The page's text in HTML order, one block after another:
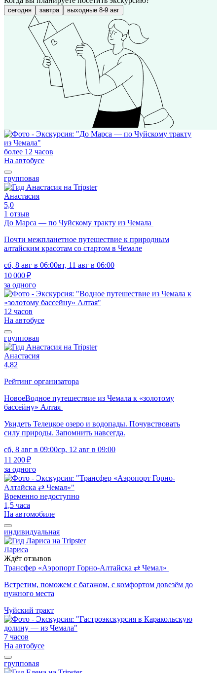
сегодня завтра выходные 8-9 авг
более 12 часов
На автобусе
групповая
Анастасия
5,0
1 отзыв
До Марса — по Чуйскому тракту из Чемала
Почти межпланетное путешествие к природным
алтайским красотам со стартом в Чемале
сб, 8 авг в 06:00вт, 11 авг в 06:00
10 000 ₽
за одного
12 часов
На автобусе
групповая
Анастасия
4,82
Рейтинг организатора
НовоеВодное путешествие из Чемала к «золотому
бассейну» Алтая
Увидеть Телецкое озеро и водопады. Почувствовать
силу природы. Запомнить навсегда.
сб, 8 авг в 09:00ср, 12 авг в 09:00
11 200 ₽
за одного
Временно недоступно
1,5 часа
На автомобиле
индивидуальная
Лариса
Ждёт отзывов
Трансфер «Аэропорт Горно-Алтайска ⇄ Чемал»
Встретим, поможем с багажом, с комфортом довезём до
нужного места
Чуйский тракт
7 часов
На автобусе
групповая